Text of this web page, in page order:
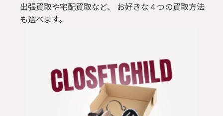
出張買取や宅配買取など、 お好きな４つの買取方法
も選べます。